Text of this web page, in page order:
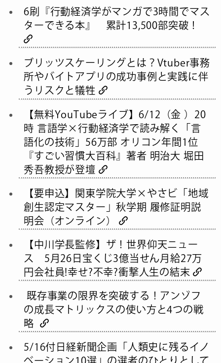
6刷『行動経済学がマンガで3時間でマス
ターできる本』 累計13,500部突破！
ブリッツスケーリングとは？Vtuber事務
所やバイトアプリの成功事例と実践に伴
うリスクと犠牲
【無料YouTubeライブ】6/12（金 ）20
時 言語学×行動経済学で読み解く「言
語化の技術」56万部 オリコン年間1位
『すごい習慣大百科』著者 明治大 堀田
秀吾教授が登壇
【要申込】関東学院大学×やさビ「地域
創生認定マスター」秋学期 履修証明説
明会（オンライン）
【中川学長監修】ザ！世界仰天ニュー
ス 5月26日宝くじ3億当せん月給27万
円会社員!幸せ?不幸?衝撃人生の結末
既存事業の限界を突破する！アンゾフ
の成長マトリックスの使い方と4つの戦
略
5/16付日経新聞企画「人類史に残るイノ
ベーション10選」の選者のひとりとして